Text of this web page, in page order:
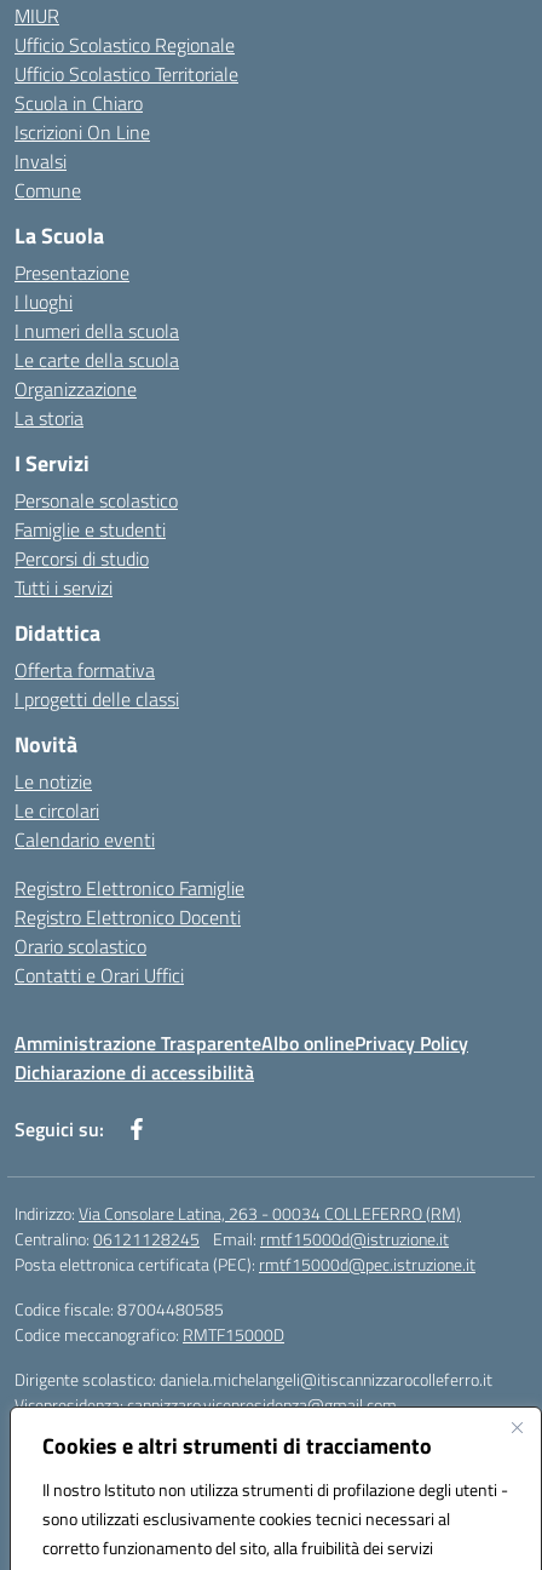
Cookies e altri strumenti di tracciamento
Il nostro Istituto non utilizza strumenti di profilazione degli utenti -
sono utilizzati esclusivamente cookies tecnici necessari al
corretto funzionamento del sito, alla fruibilità dei servizi
MIUR
Ufficio Scolastico Regionale
Ufficio Scolastico Territoriale
Scuola in Chiaro
Iscrizioni On Line
Invalsi
Comune
La Scuola
Presentazione
I luoghi
I numeri della scuola
Le carte della scuola
Organizzazione
La storia
I Servizi
Personale scolastico
Famiglie e studenti
Percorsi di studio
Tutti i servizi
Didattica
Offerta formativa
I progetti delle classi
Novità
Le notizie
Le circolari
Calendario eventi
Registro Elettronico Famiglie
Registro Elettronico Docenti
Orario scolastico
Contatti e Orari Uffici
Amministrazione TrasparenteAlbo onlinePrivacy Policy
Dichiarazione di accessibilità
Seguici su:
Indirizzo:Via Consolare Latina, 263 - 00034 COLLEFERRO (RM)
Centralino:06121128245 Email: rmtf15000d@istruzione.it
Posta elettronica certificata (PEC): rmtf15000d@pec.istruzione.it
Codice fiscale: 87004480585
Codice meccanografico: RMTF15000D
Dirigente scolastico: daniela.michelangeli@itiscannizzarocolleferro.it
Vicepresidenza: cannizzaro.vicepresidenza@gmail.com
Supporto piattaforme DDI (creazione account e rigenerazione credenziali)
supporto_gsuite@itiscannizzarocolleferro.it
Microsoft Office 365 (Teams):